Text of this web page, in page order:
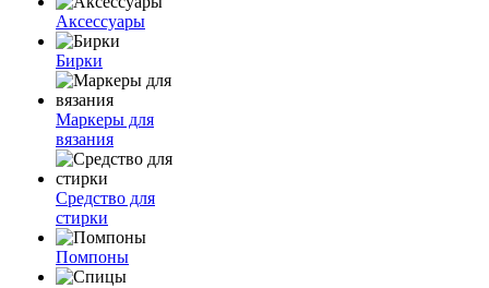
Аксессуары
Бирки
Маркеры для
вязания
Средство для
стирки
Помпоны